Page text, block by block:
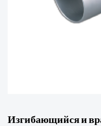
Изгибающийся и